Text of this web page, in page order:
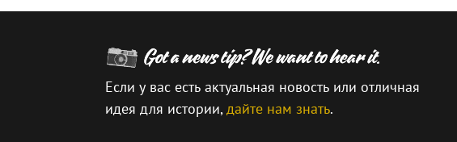
Если у вас есть актуальная новость или отличная
идея для истории,дайте нам знать.